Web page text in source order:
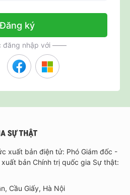
Đăng ký
nhập với ——
xuất bản điện tử: Phó Giám đốc -
bản Chính trị quốc gia Sự thật:
Cầu Giấy, Hà Nội